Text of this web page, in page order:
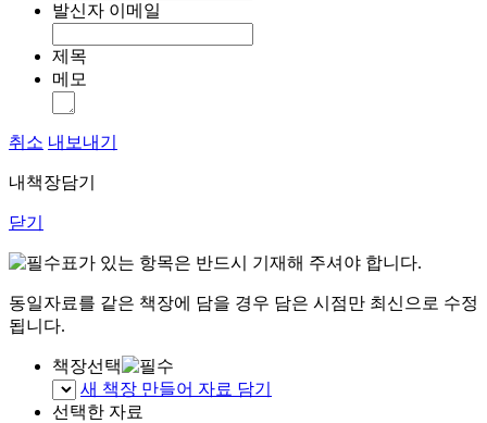
발신자 이메일
제목
메모
취소 내보내기
내책장담기
닫기
표가 있는 항목은 반드시 기재해 주셔야 합니다.
동일자료를 같은 책장에 담을 경우 담은 시점만 최신으로 수정
됩니다.
책장선택
새 책장 만들어 자료 담기
선택한 자료